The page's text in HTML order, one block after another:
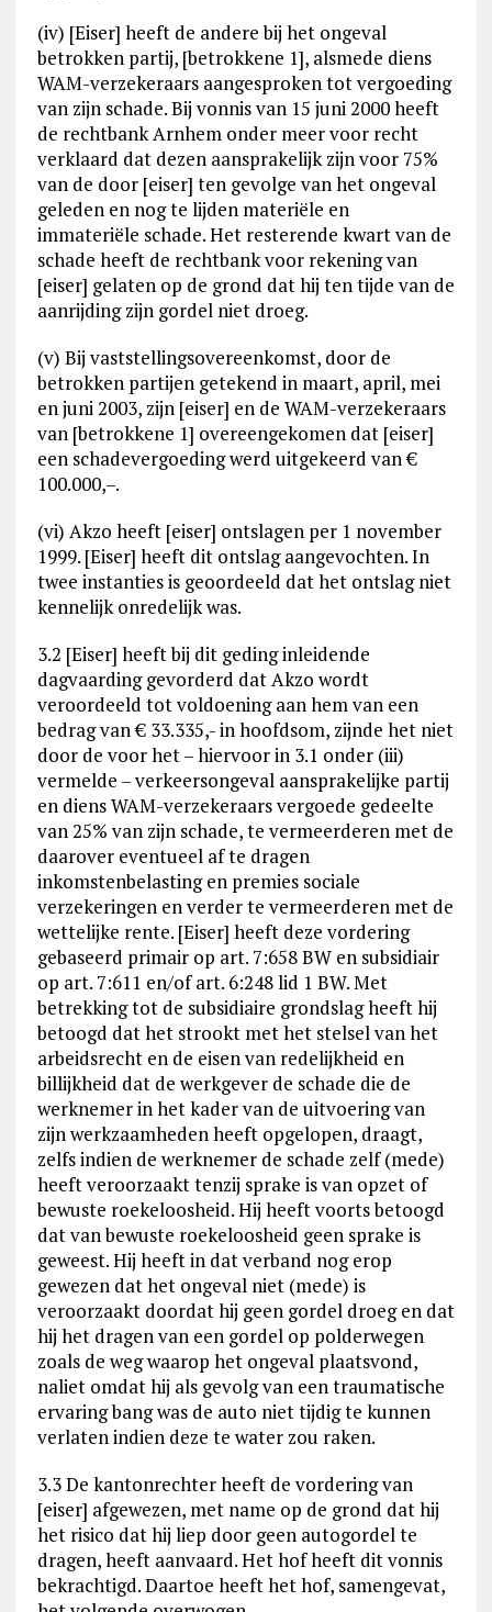
(iv) [Eiser] heeft de andere bij het ongeval
betrokken partij, [betrokkene 1], alsmede diens
WAM-verzekeraars aangesproken tot vergoeding
van zijn schade. Bij vonnis van 15 juni 2000 heeft
de rechtbank Arnhem onder meer voor recht
verklaard dat dezen aansprakelijk zijn voor 75%
van de door [eiser] ten gevolge van het ongeval
geleden en nog te lijden materiële en
immateriële schade. Het resterende kwart van de
schade heeft de rechtbank voor rekening van
[eiser] gelaten op de grond dat hij ten tijde van de
aanrijding zijn gordel niet droeg.
(v) Bij vaststellingsovereenkomst, door de
betrokken partijen getekend in maart, april, mei
en juni 2003, zijn [eiser] en de WAM-verzekeraars
van [betrokkene 1] overeengekomen dat [eiser]
een schadevergoeding werd uitgekeerd van €
100.000,–.
(vi) Akzo heeft [eiser] ontslagen per 1 november
1999. [Eiser] heeft dit ontslag aangevochten. In
twee instanties is geoordeeld dat het ontslag niet
kennelijk onredelijk was.
3.2 [Eiser] heeft bij dit geding inleidende
dagvaarding gevorderd dat Akzo wordt
veroordeeld tot voldoening aan hem van een
bedrag van € 33.335,- in hoofdsom, zijnde het niet
door de voor het – hiervoor in 3.1 onder (iii)
vermelde – verkeersongeval aansprakelijke partij
en diens WAM-verzekeraars vergoede gedeelte
van 25% van zijn schade, te vermeerderen met de
daarover eventueel af te dragen
inkomstenbelasting en premies sociale
verzekeringen en verder te vermeerderen met de
wettelijke rente. [Eiser] heeft deze vordering
gebaseerd primair op art. 7:658 BW en subsidiair
op art. 7:611 en/of art. 6:248 lid 1 BW. Met
betrekking tot de subsidiaire grondslag heeft hij
betoogd dat het strookt met het stelsel van het
arbeidsrecht en de eisen van redelijkheid en
billijkheid dat de werkgever de schade die de
werknemer in het kader van de uitvoering van
zijn werkzaamheden heeft opgelopen, draagt,
zelfs indien de werknemer de schade zelf (mede)
heeft veroorzaakt tenzij sprake is van opzet of
bewuste roekeloosheid. Hij heeft voorts betoogd
dat van bewuste roekeloosheid geen sprake is
geweest. Hij heeft in dat verband nog erop
gewezen dat het ongeval niet (mede) is
veroorzaakt doordat hij geen gordel droeg en dat
hij het dragen van een gordel op polderwegen
zoals de weg waarop het ongeval plaatsvond,
naliet omdat hij als gevolg van een traumatische
ervaring bang was de auto niet tijdig te kunnen
verlaten indien deze te water zou raken.
3.3 De kantonrechter heeft de vordering van
[eiser] afgewezen, met name op de grond dat hij
het risico dat hij liep door geen autogordel te
dragen, heeft aanvaard. Het hof heeft dit vonnis
bekrachtigd. Daartoe heeft het hof, samengevat,